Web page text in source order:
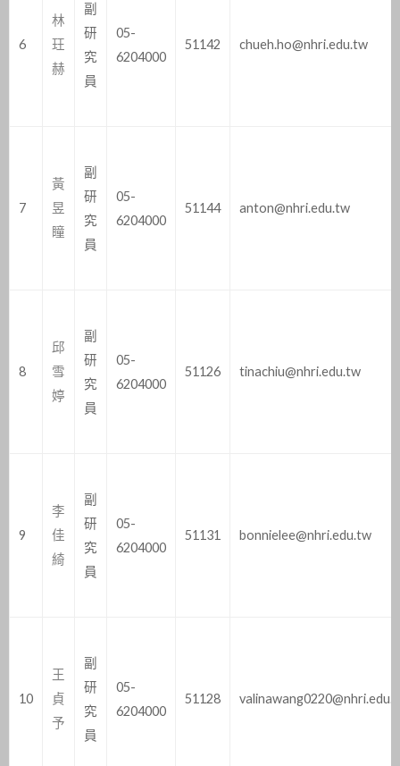
6
林
玨
赫
副
研
究
員
05-
6204000
51142 chueh.ho@nhri.edu.tw
7
黃
昱
瞳
副
研
究
員
05-
6204000
51144 anton@nhri.edu.tw
8
邱
雪
婷
副
研
究
員
05-
6204000
51126 tinachiu@nhri.edu.tw
9
李
佳
綺
副
研
究
員
05-
6204000
51131 bonnielee@nhri.edu.tw
10
王
貞
予
副
研
究
員
05-
6204000
51128